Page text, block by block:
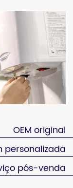
OEM original
personalizada
pós-venda